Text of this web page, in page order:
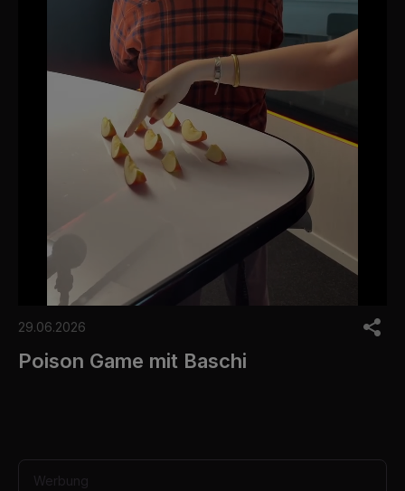
o
1
m
29.06.2026
Poison Game mit Baschi
Werbung